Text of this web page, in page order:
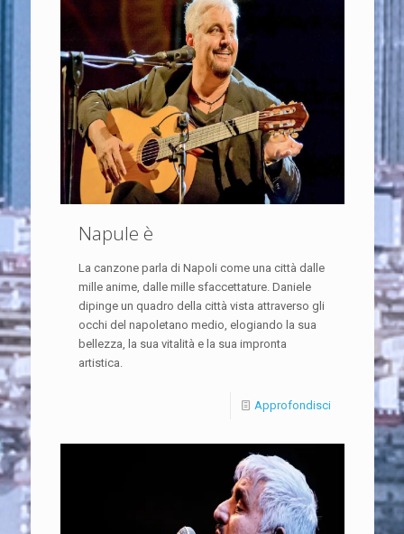
Napule è
La canzone parla di Napoli come una città dalle
mille anime, dalle mille sfaccettature. Daniele
dipinge un quadro della città vista attraverso gli
occhi del napoletano medio, elogiando la sua
bellezza, la sua vitalità e la sua impronta
artistica.
Approfondisci